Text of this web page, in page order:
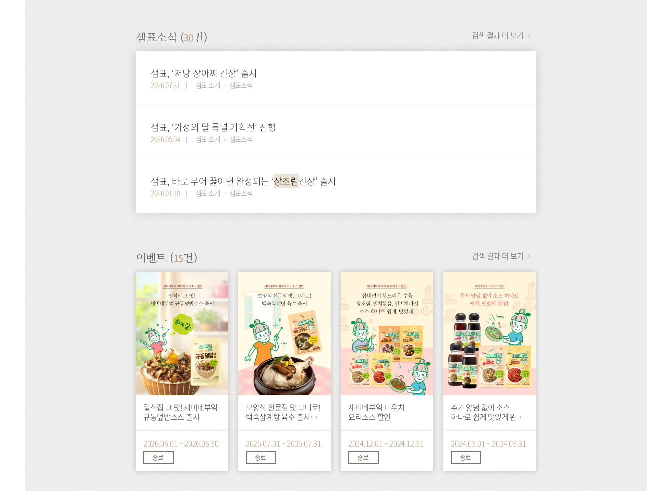
샘표소식 (30건)
샘표, ‘저당 장아찌 간장’ 출시
2026.07.31 샘표 소개 샘표소식
샘표, ‘가정의 달 특별 기획전’ 진행
2026.05.04 샘표 소개 샘표소식
샘표, 바로 부어 끓이면 완성되는 ‘장조림간장’ 출시
2026.01.19 샘표 소개 샘표소식
검색 결과 더 보기
이벤트 (15건)
일식집 그 맛! 새미네부엌
규동덮밥소스 출시
2026.06.01 ~ 2026.06.30
종료
보양식 전문점 맛 그대로!
백숙삼계탕 육수 출시
2025.07.01 ~ 2025.07.31
종료
새미네부엌 파우치
요리소스 할인
2024.12.01 ~ 2024.12.31
종료
추가 양념 없이 소스
하나로 쉽게 맛있게 완성
2024.03.01 ~ 2024.03.31
종료
검색 결과 더 보기